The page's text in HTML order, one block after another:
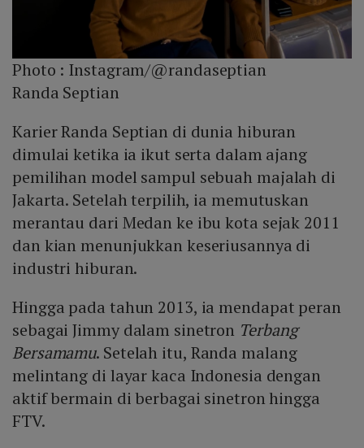
Photo : Instagram/@randaseptian
Randa Septian
Karier Randa Septian di dunia hiburan
dimulai ketika ia ikut serta dalam ajang
pemilihan model sampul sebuah majalah di
Jakarta. Setelah terpilih, ia memutuskan
merantau dari Medan ke ibu kota sejak 2011
dan kian menunjukkan keseriusannya di
industri hiburan.
Hingga pada tahun 2013, ia mendapat peran
sebagai Jimmy dalam sinetron Terbang
Bersamamu. Setelah itu, Randa malang
melintang di layar kaca Indonesia dengan
aktif bermain di berbagai sinetron hingga
FTV.